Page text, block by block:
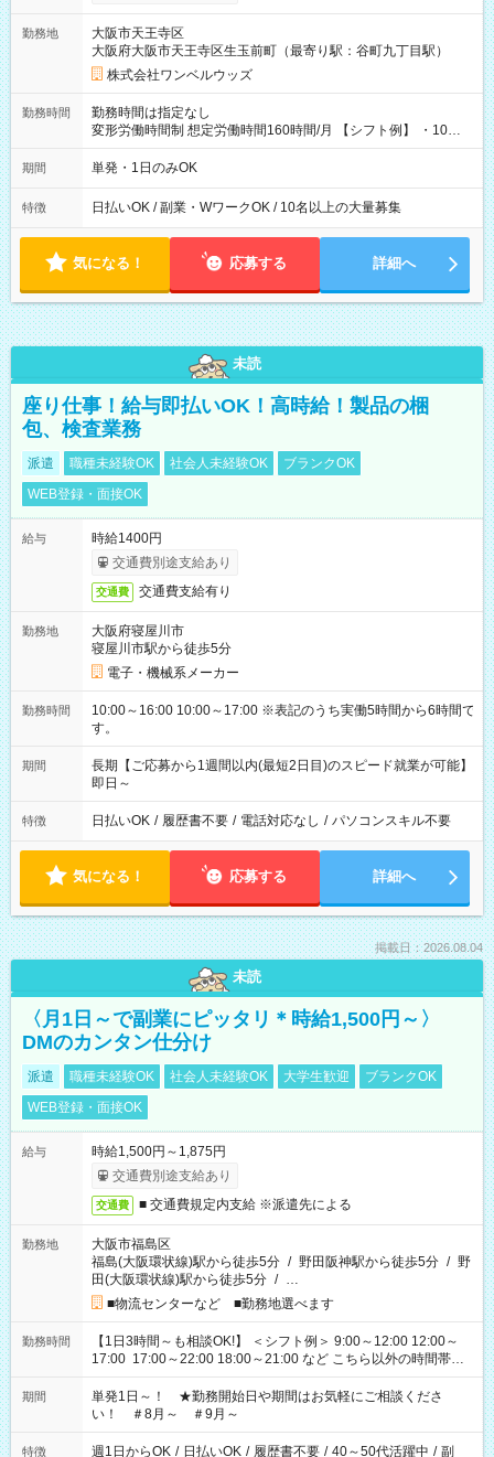
勤務地
大阪市天王寺区
大阪府大阪市天王寺区生玉前町（最寄り駅：谷町九丁目駅）
株式会社ワンベルウッズ
勤務時間
勤務時間は指定なし
変形労働時間制 想定労働時間160時間/月 【シフト例】 ・10：
00～20：00
期間 単発・1日のみOK
特徴 日払いOK / 副業・WワークOK / 10名以上の大量募集
気になる！ 応募する 詳細へ
未読
座り仕事！給与即払いOK！高時給！製品の梱
包、検査業務
派遣 職種未経験OK 社会人未経験OK
ブランクOK
WEB登録・面接OK
給与
時給1400円
交通費別途支給あり
交通費 交通費支給有り
勤務地
大阪府寝屋川市
寝屋川市駅から徒歩5分
電子・機械系メーカー
勤務時間
10:00～16:00 10:00～17:00 ※表記のうち実働5時間から6時間で
す。
期間
長期【ご応募から1週間以内(最短2日目)のスピード就業が可能】
即日～
特徴 日払いOK / 履歴書不要 / 電話対応なし / パソコンスキル不要
気になる！ 応募する 詳細へ
掲載日：2026.08.04
未読
〈月1日～で副業にピッタリ＊時給1,500円～〉
DMのカンタン仕分け
派遣 職種未経験OK 社会人未経験OK 大学生歓迎
ブランクOK
WEB登録・面接OK
給与
時給1,500円～1,875円
交通費別途支給あり
交通費 ■ 交通費規定内支給 ※派遣先による
勤務地
大阪市福島区
福島(大阪環状線)駅から徒歩5分 / 野田阪神駅から徒歩5分 / 野
田(大阪環状線)駅から徒歩5分 / …
■物流センターなど ■勤務地選べます
勤務時間
【1日3時間～も相談OK!】 ＜シフト例＞ 9:00～12:00 12:00～
17:00 17:00～22:00 18:00～21:00 など こちら以外の時間帯も
お気軽にご相談ください！
期間
単発1日～！ ★勤務開始日や期間はお気軽にご相談くださ
い！ ＃8月～ ＃9月～
特徴 週1日からOK / 日払いOK / 履歴書不要 / 40～50代活躍中 / 副